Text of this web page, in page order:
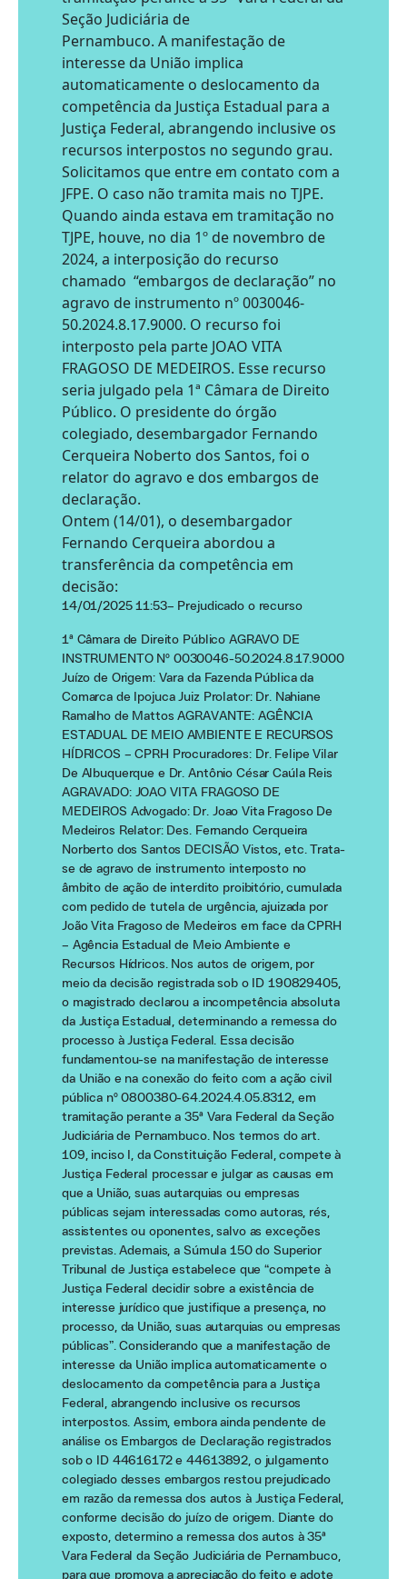
Seção Judiciária de
Pernambuco. A manifestação de
interesse da União implica
automaticamente o deslocamento da
competência da Justiça Estadual para a
Justiça Federal, abrangendo inclusive os
recursos interpostos no segundo grau.
Solicitamos que entre em contato com a
JFPE. O caso não tramita mais no TJPE.
Quando ainda estava em tramitação no
TJPE, houve, no dia 1º de novembro de
2024, a interposição do recurso
chamado “embargos de declaração” no
agravo de instrumento nº 0030046-
50.2024.8.17.9000. O recurso foi
interposto pela parte JOAO VITA
FRAGOSO DE MEDEIROS. Esse recurso
seria julgado pela 1ª Câmara de Direito
Público. O presidente do órgão
colegiado, desembargador Fernando
Cerqueira Noberto dos Santos, foi o
relator do agravo e dos embargos de
declaração.
Ontem (14/01), o desembargador
Fernando Cerqueira abordou a
transferência da competência em
decisão:
14/01/2025 11:53– Prejudicado o recurso
1ª Câmara de Direito Público AGRAVO DE
INSTRUMENTO Nº 0030046-50.2024.8.17.9000
Juízo de Origem: Vara da Fazenda Pública da
Comarca de Ipojuca Juiz Prolator: Dr. Nahiane
Ramalho de Mattos AGRAVANTE: AGÊNCIA
ESTADUAL DE MEIO AMBIENTE E RECURSOS
HÍDRICOS – CPRH Procuradores: Dr. Felipe Vilar
De Albuquerque e Dr. Antônio César Caúla Reis
AGRAVADO: JOAO VITA FRAGOSO DE
MEDEIROS Advogado: Dr. Joao Vita Fragoso De
Medeiros Relator: Des. Fernando Cerqueira
Norberto dos Santos DECISÃO Vistos, etc. Trata-
se de agravo de instrumento interposto no
âmbito de ação de interdito proibitório, cumulada
com pedido de tutela de urgência, ajuizada por
João Vita Fragoso de Medeiros em face da CPRH
– Agência Estadual de Meio Ambiente e
Recursos Hídricos. Nos autos de origem, por
meio da decisão registrada sob o ID 190829405,
o magistrado declarou a incompetência absoluta
da Justiça Estadual, determinando a remessa do
processo à Justiça Federal. Essa decisão
fundamentou-se na manifestação de interesse
da União e na conexão do feito com a ação civil
pública nº 0800380-64.2024.4.05.8312, em
tramitação perante a 35ª Vara Federal da Seção
Judiciária de Pernambuco. Nos termos do art.
109, inciso I, da Constituição Federal, compete à
Justiça Federal processar e julgar as causas em
que a União, suas autarquias ou empresas
públicas sejam interessadas como autoras, rés,
assistentes ou oponentes, salvo as exceções
previstas. Ademais, a Súmula 150 do Superior
Tribunal de Justiça estabelece que “compete à
Justiça Federal decidir sobre a existência de
interesse jurídico que justifique a presença, no
processo, da União, suas autarquias ou empresas
públicas”. Considerando que a manifestação de
interesse da União implica automaticamente o
deslocamento da competência para a Justiça
Federal, abrangendo inclusive os recursos
interpostos. Assim, embora ainda pendente de
análise os Embargos de Declaração registrados
sob o ID 44616172 e 44613892, o julgamento
colegiado desses embargos restou prejudicado
em razão da remessa dos autos à Justiça Federal,
conforme decisão do juízo de origem. Diante do
exposto, determino a remessa dos autos à 35ª
Vara Federal da Seção Judiciária de Pernambuco,
para que promova a apreciação do feito e adote